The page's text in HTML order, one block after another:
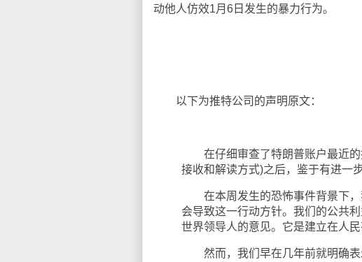
动他人仿效1月6日发生的暴力行为。
以下为推特公司的声明原文：
在仔细审查了特朗普账户最近的
接收和解读方式)之后，鉴于有进一
在本周发生的恐怖事件背景下，
会导致这一行动方针。我们的公共
世界领导人的意见。它是建立在人
然而，我们早在几年前就明确表